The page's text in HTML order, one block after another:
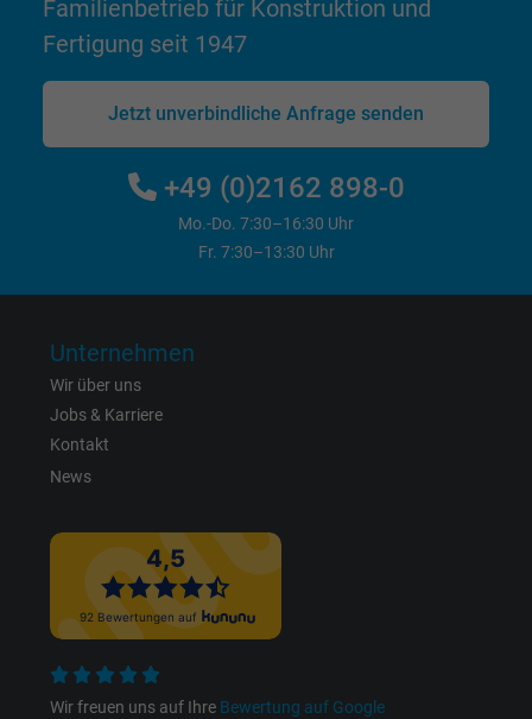
Zweck
Anzeigenausrichtung und
Anbieter Facebook Ireland Ltd.
1 Jahr
Cookie von Facebook für Website-Analyse,
Anzeigenausrichtung und
Name m_pixel_ration, Facebook Pixel
Anbieter
Laufzeit
Zweck
Cookie von Facebook für Website-Analyse,
Anzeigenausrichtung und
Name pl, Facebook Pixel
Anbieter
Familienbetrieb für Konstruktion und
Fertigung seit 1947
Jetzt unverbindliche Anfrage senden
+49 (0)2162 898-0
Mo.-Do. 7:30–16:30 Uhr
Fr. 7:30–13:30 Uhr
Unternehmen
Wir über uns
Jobs & Karriere
Kontakt
News
Wir freuen uns auf Ihre Bewertung auf Google